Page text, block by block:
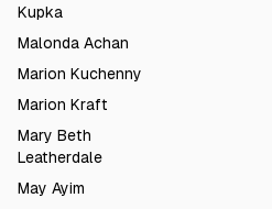
Kupka
Malonda Achan
Marion Kuchenny
Marion Kraft
Mary Beth
Leatherdale
May Ayim